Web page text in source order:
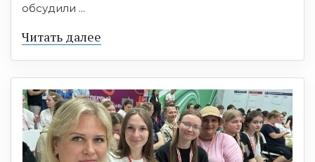
обсудили ...
Читать далее